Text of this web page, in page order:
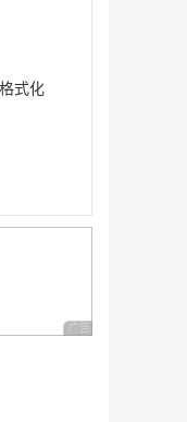
式化
广告 商业广告，理性